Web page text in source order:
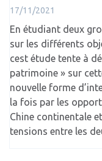
17/11/2021
En étudiant deux
sur les différents
cest étude tente à
patrimoine » sur
nouvelle forme
la fois par les
Chine continentale
tensions entre les